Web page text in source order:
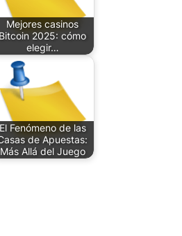
Mejores casinos
Bitcoin 2025: cómo
elegir…
El Fenómeno de las
de Apuestas:
Más Allá del Juego